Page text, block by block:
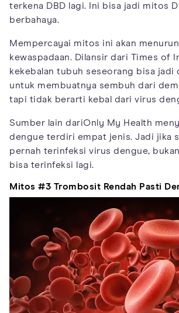
terkena DBD lagi. Ini bisa jadi mitos
berbahaya.
Mempercayai mitos ini akan
kewaspadaan. Dilansir dari Times of
kekebalan tubuh seseorang bisa jadi
untuk membuatnya sembuh dari
tapi tidak berarti kebal dari virus
Sumber lain dariOnly My Health
dengue terdiri empat jenis. Jadi jika
pernah terinfeksi virus dengue,
bisa terinfeksi lagi.
Mitos #3 Trombosit Rendah Pasti